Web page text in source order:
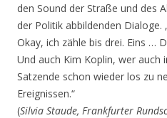
den Sound der Straße und des
der Politik abbildenden Dialoge.
Okay, ich zähle bis drei. Eins …
Und auch Kim Koplin, wer auch
Satzende schon wieder los zu
Ereignissen.“
(Silvia Staude, Frankfurter